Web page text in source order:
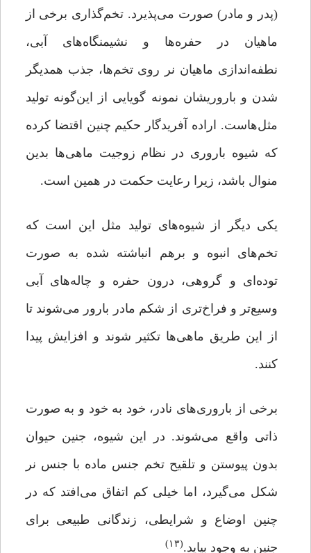
(پدر و مادر) صورت می‌پذیرد. تخم‌گذاری برخی از
ماهیان در حفره‌ها و نشیمنگاه‌های آبی،
نطفه‌اندازی ماهیان نر روی تخم‌ها، جذب همدیگر
شدن و باروریشان نمونه گویایی از این‌گونه تولید‌
مثل‌هاست. اراده آفریدگار حکیم چنین اقتضا کرده
که شیوه باروری در نظام زوجیت ماهی‌ها بدین
منوال باشد، زیرا رعایت حکمت در همین است.
یکی دیگر از شیوه‌های تولید مثل این است که
تخم‌های انبوه و برهم انباشته شده به صورت
توده‌ای و گروهی، درون حفره‌ و چاله‌‌های آبی
وسیع‌تر و فراخ‌تری از شکم مادر بارور می‌شوند تا
از این طریق ماهی‌ها تکثیر ‌شوند و افزایش پیدا
کنند.
برخی از باروری‌های نادر، خود به خود و به صورت
ذاتی واقع می‌شوند. در این شیوه، جنین حیوان
بدون پیوستن و تلقیح تخم جنس ماده با جنس نر
شکل می‌گیرد، اما خیلی کم اتفاق می‌افتد که در
چنین اوضاع و شرایطی، زندگانی طبیعی برای
جنین به وجود بیاید.(۱۳)